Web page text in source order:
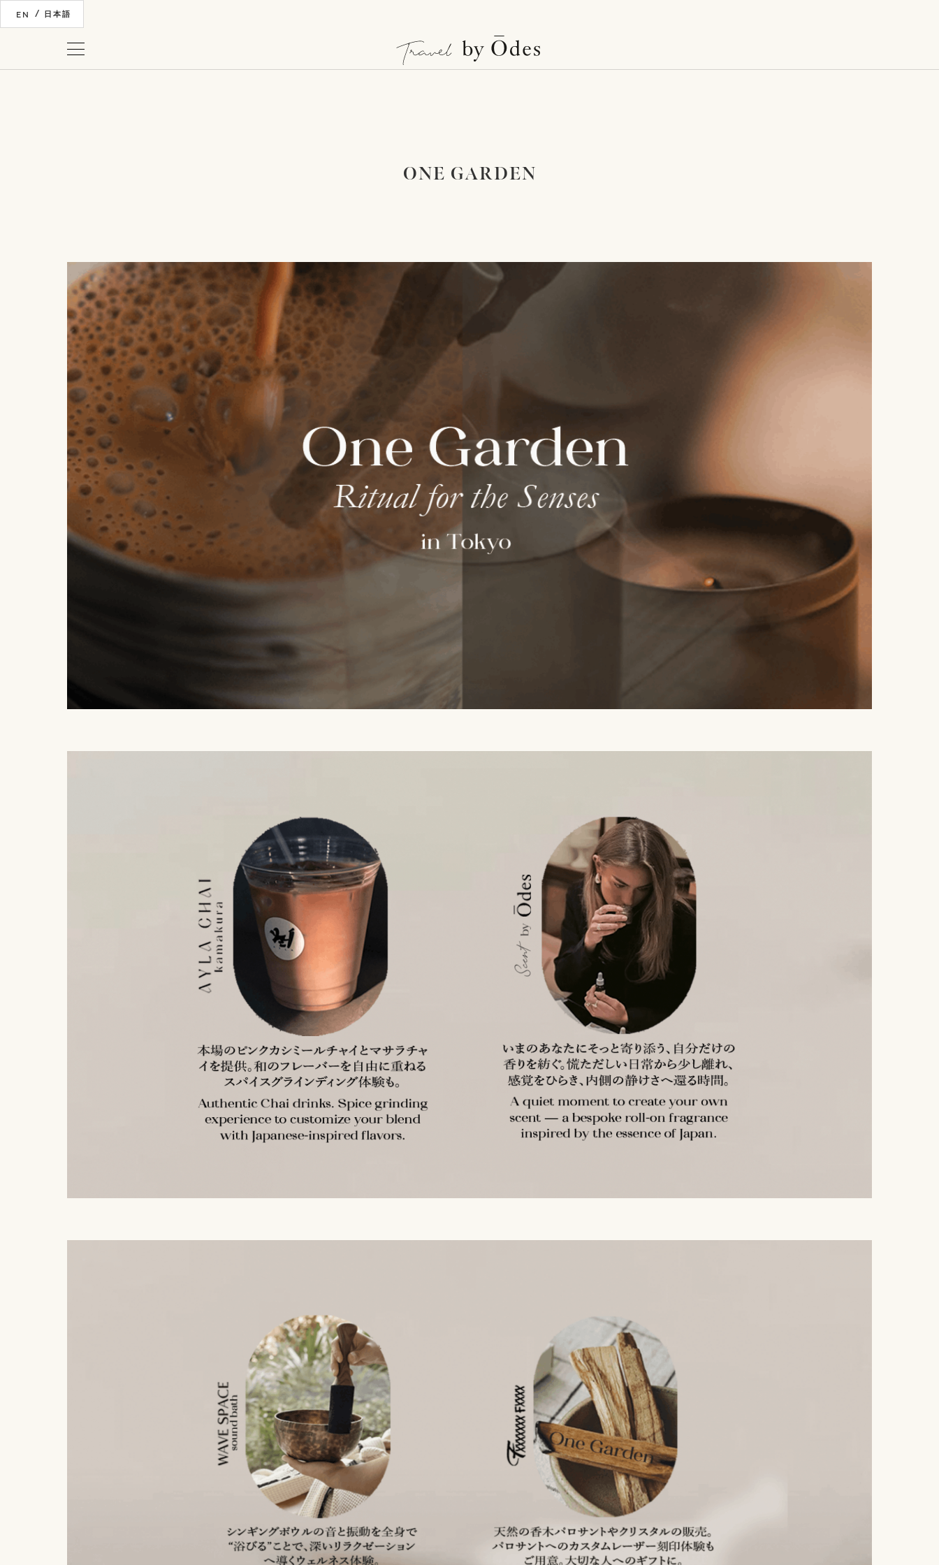
EN / 日本語
ONE GARDEN